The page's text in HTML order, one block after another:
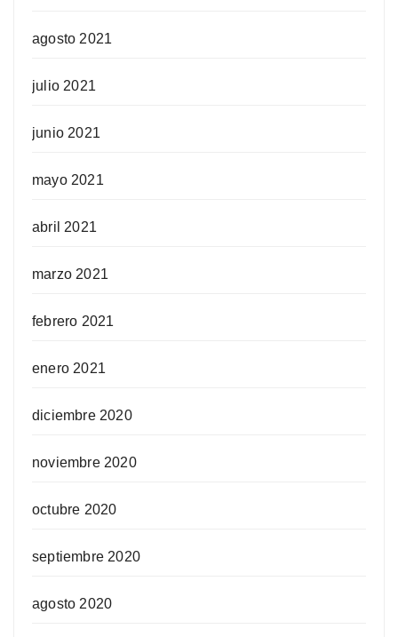
agosto 2021
julio 2021
junio 2021
mayo 2021
abril 2021
marzo 2021
febrero 2021
enero 2021
diciembre 2020
noviembre 2020
octubre 2020
septiembre 2020
agosto 2020